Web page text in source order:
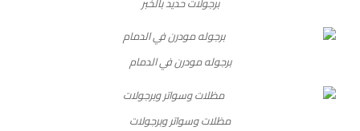
برجوله مودرن في الدمام
مظلات وسواتر وبرجولات